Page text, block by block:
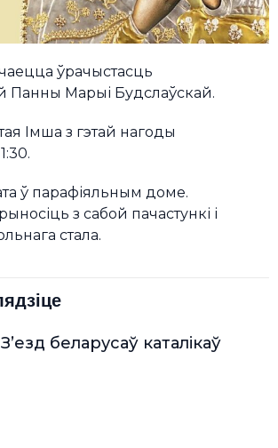
ўрачыстасць
Панны Марыі Будслаўскай.
Імша з гэтай нагоды
ў парафіяльным доме.
з сабой пачастункі і
стала.
беларусаў каталікаў